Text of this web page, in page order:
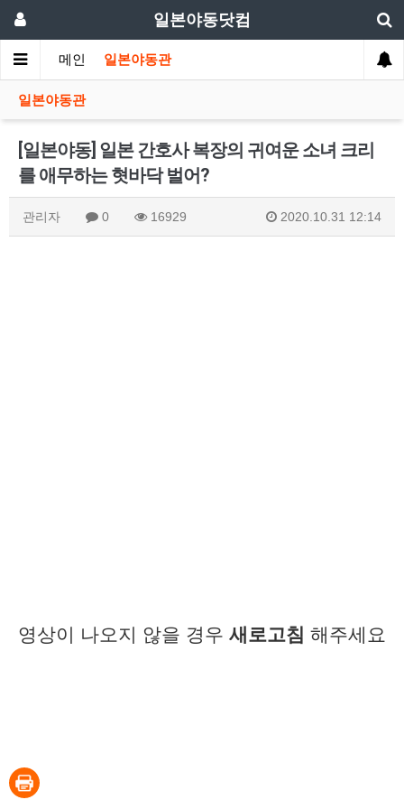
일본야동닷컴
메인 일본야동관
일본야동관
[일본야동] 일본 간호사 복장의 귀여운 소녀 크리
를 애무하는 혓바닥 벌어?
관리자 0 16929 2020.10.31 12:14
영상이 나오지 않을 경우 새로고침 해주세요